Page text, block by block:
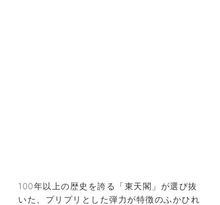
100年以上の歴史を誇る「東天閣」が選び抜
いた、プリプリとした弾力が特徴のふかひれ